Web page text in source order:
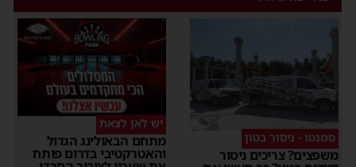
סמנטו - ניסור בטון
משפצים? צריכים ניסור
יש לאן לצאת
מתחם הבאולינג הגדול
והאטרקטיבי בדרום פותח